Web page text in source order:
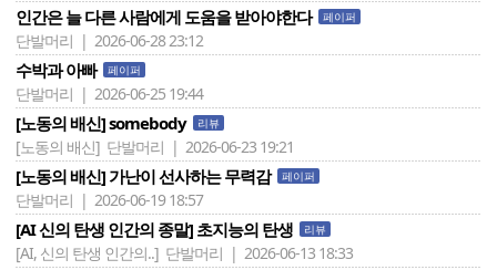
인간은 늘 다른 사람에게 도움을 받아야한다 페이퍼
단발머리 | 2026-06-28 23:12
수박과 아빠 페이퍼
단발머리 | 2026-06-25 19:44
[노동의 배신] somebody 리뷰
[노동의 배신] 단발머리 | 2026-06-23 19:21
[노동의 배신] 가난이 선사하는 무력감 페이퍼
단발머리 | 2026-06-19 18:57
[AI 신의 탄생 인간의 종말] 초지능의 탄생 리뷰
[AI, 신의 탄생 인간의..] 단발머리 | 2026-06-13 18:33